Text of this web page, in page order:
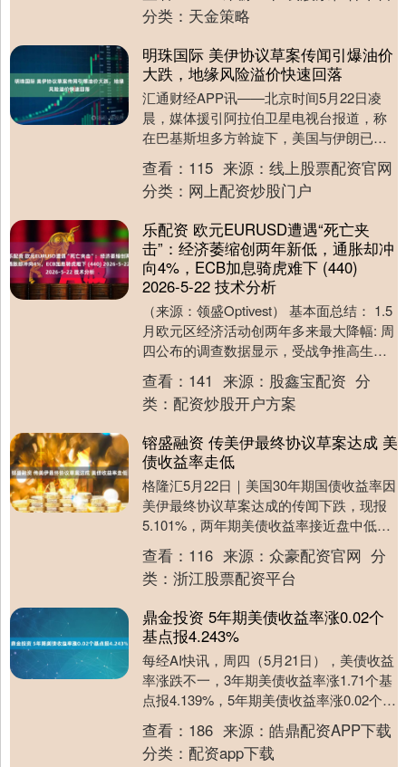
分类： 天金策略
明珠国际 美伊协议草案传闻引爆油价
大跌，地缘风险溢价快速回落
汇通财经APP讯——北京时间5月22日凌
晨，媒体援引阿拉伯卫星电视台报道，称
在巴基斯坦多方斡旋下，美国与伊朗已敲
定协议最终草案，或将在数小时内正式对
外公布。该突....
查看： 115 来源： 线上股票配资官网
分类： 网上配资炒股门户
乐配资 欧元EURUSD遭遇“死亡夹
击”：经济萎缩创两年新低，通胀却冲
向4%，ECB加息骑虎难下 (440)
2026-5-22 技术分析
（来源：领盛Optivest） 基本面总结： 1.5
月欧元区经济活动创两年多来最大降幅: 周
四公布的调查数据显示，受战争推高生活
成本冲击，5月欧元区经济活动萎缩....
查看： 141 来源： 股鑫宝配资 分
类： 配资炒股开户方案
镕盛融资 传美伊最终协议草案达成 美
债收益率走低
格隆汇5月22日｜美国30年期国债收益率因
美伊最终协议草案达成的传闻下跌，现报
5.101%，两年期美债收益率接近盘中低
点，报4.061%，10年期美债收益率现跌....
查看： 116 来源： 众豪配资官网 分
类： 浙江股票配资平台
鼎金投资 5年期美债收益率涨0.02个
基点报4.243%
每经AI快讯，周四（5月21日），美债收益
率涨跌不一，3年期美债收益率涨1.71个基
点报4.139%，5年期美债收益率涨0.02个基
点报4.243%，30年期美....
查看： 186 来源： 皓鼎配资APP下载
分类： 配资app下载